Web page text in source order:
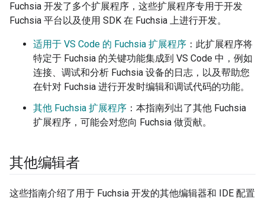
Fuchsia 开发了多个扩展程序，这些扩展程序专用于开发
Fuchsia 平台以及使用 SDK 在 Fuchsia 上进行开发。
适用于 VS Code 的 Fuchsia 扩展程序 ：此扩展程序将
特定于 Fuchsia 的关键功能集成到 VS Code 中，例如
连接、调试和分析 Fuchsia 设备的日志，以及帮助您
在针对 Fuchsia 进行开发时编辑和调试代码的功能。
其他 Fuchsia 扩展程序 ：本指南列出了其他 Fuchsia
扩展程序，可能会对您向 Fuchsia 做贡献。
其他编辑者
这些指南介绍了用于 Fuchsia 开发的其他编辑器和 IDE 配置